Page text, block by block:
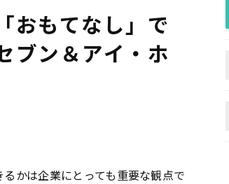
おもてなし」で
ブン＆アイ・ホ
かは企業にとっても重要な観点で